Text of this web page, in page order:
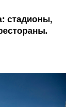
стадионы,